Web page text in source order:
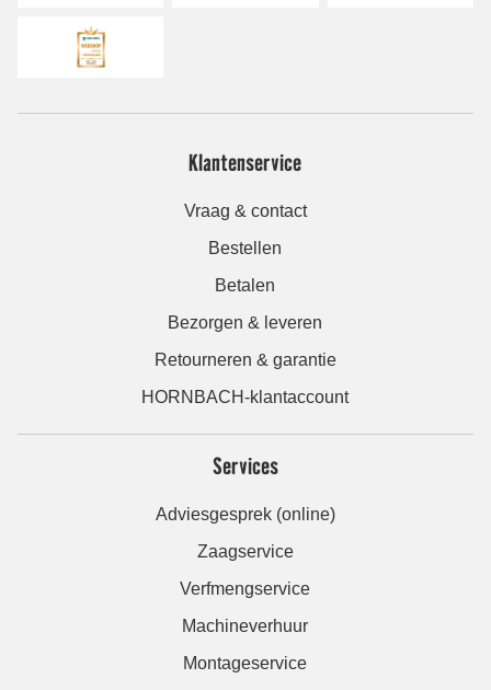
Klantenservice
Vraag & contact
Bestellen
Betalen
Bezorgen & leveren
Retourneren & garantie
HORNBACH-klantaccount
Services
Adviesgesprek (online)
Zaagservice
Verfmengservice
Machineverhuur
Montageservice